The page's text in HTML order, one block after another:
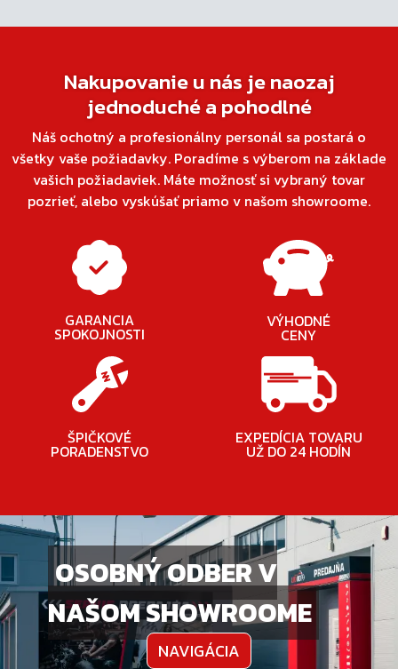
Nakupovanie u nás je naozaj
jednoduché a pohodlné
Náš ochotný a profesionálny personál sa postará o
všetky vaše požiadavky. Poradíme s výberom na základe
vašich požiadaviek. Máte možnosť si vybraný tovar
pozrieť, alebo vyskúšať priamo v našom showroome.
GARANCIA
SPOKOJNOSTI
VÝHODNÉ
CENY
ŠPIČKOVÉ
PORADENSTVO
EXPEDÍCIA TOVARU
UŽ DO 24 HODÍN
OSOBNÝ ODBER V
NAŠOM SHOWROOME
NAVIGÁCIA